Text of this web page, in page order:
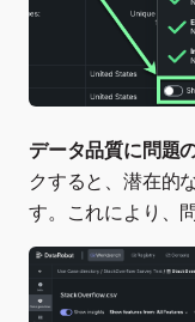
データ品質に問題
クすると、潜在的
す。これにより、